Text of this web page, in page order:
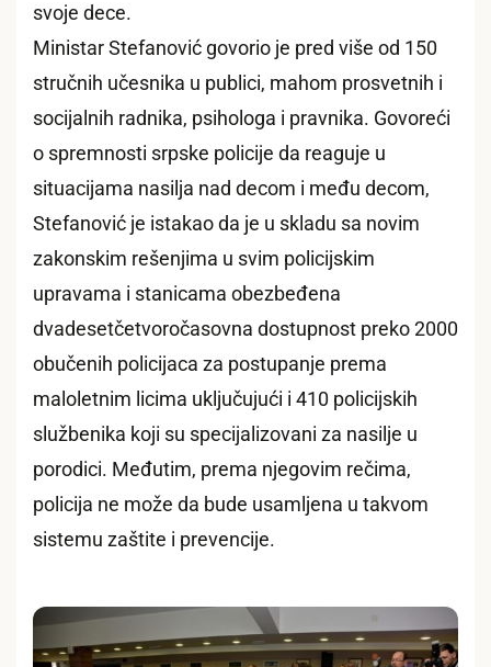
svoje dece.
Ministar Stefanović govorio je pred više od 150
stručnih učesnika u publici, mahom prosvetnih i
socijalnih radnika, psihologa i pravnika. Govoreći
o spremnosti srpske policije da reaguje u
situacijama nasilja nad decom i među decom,
Stefanović je istakao da je u skladu sa novim
zakonskim rešenjima u svim policijskim
upravama i stanicama obezbeđena
dvadesetčetvoročasovna dostupnost preko 2000
obučenih policijaca za postupanje prema
maloletnim licima uključujući i 410 policijskih
službenika koji su specijalizovani za nasilje u
porodici. Međutim, prema njegovim rečima,
policija ne može da bude usamljena u takvom
sistemu zaštite i prevencije.